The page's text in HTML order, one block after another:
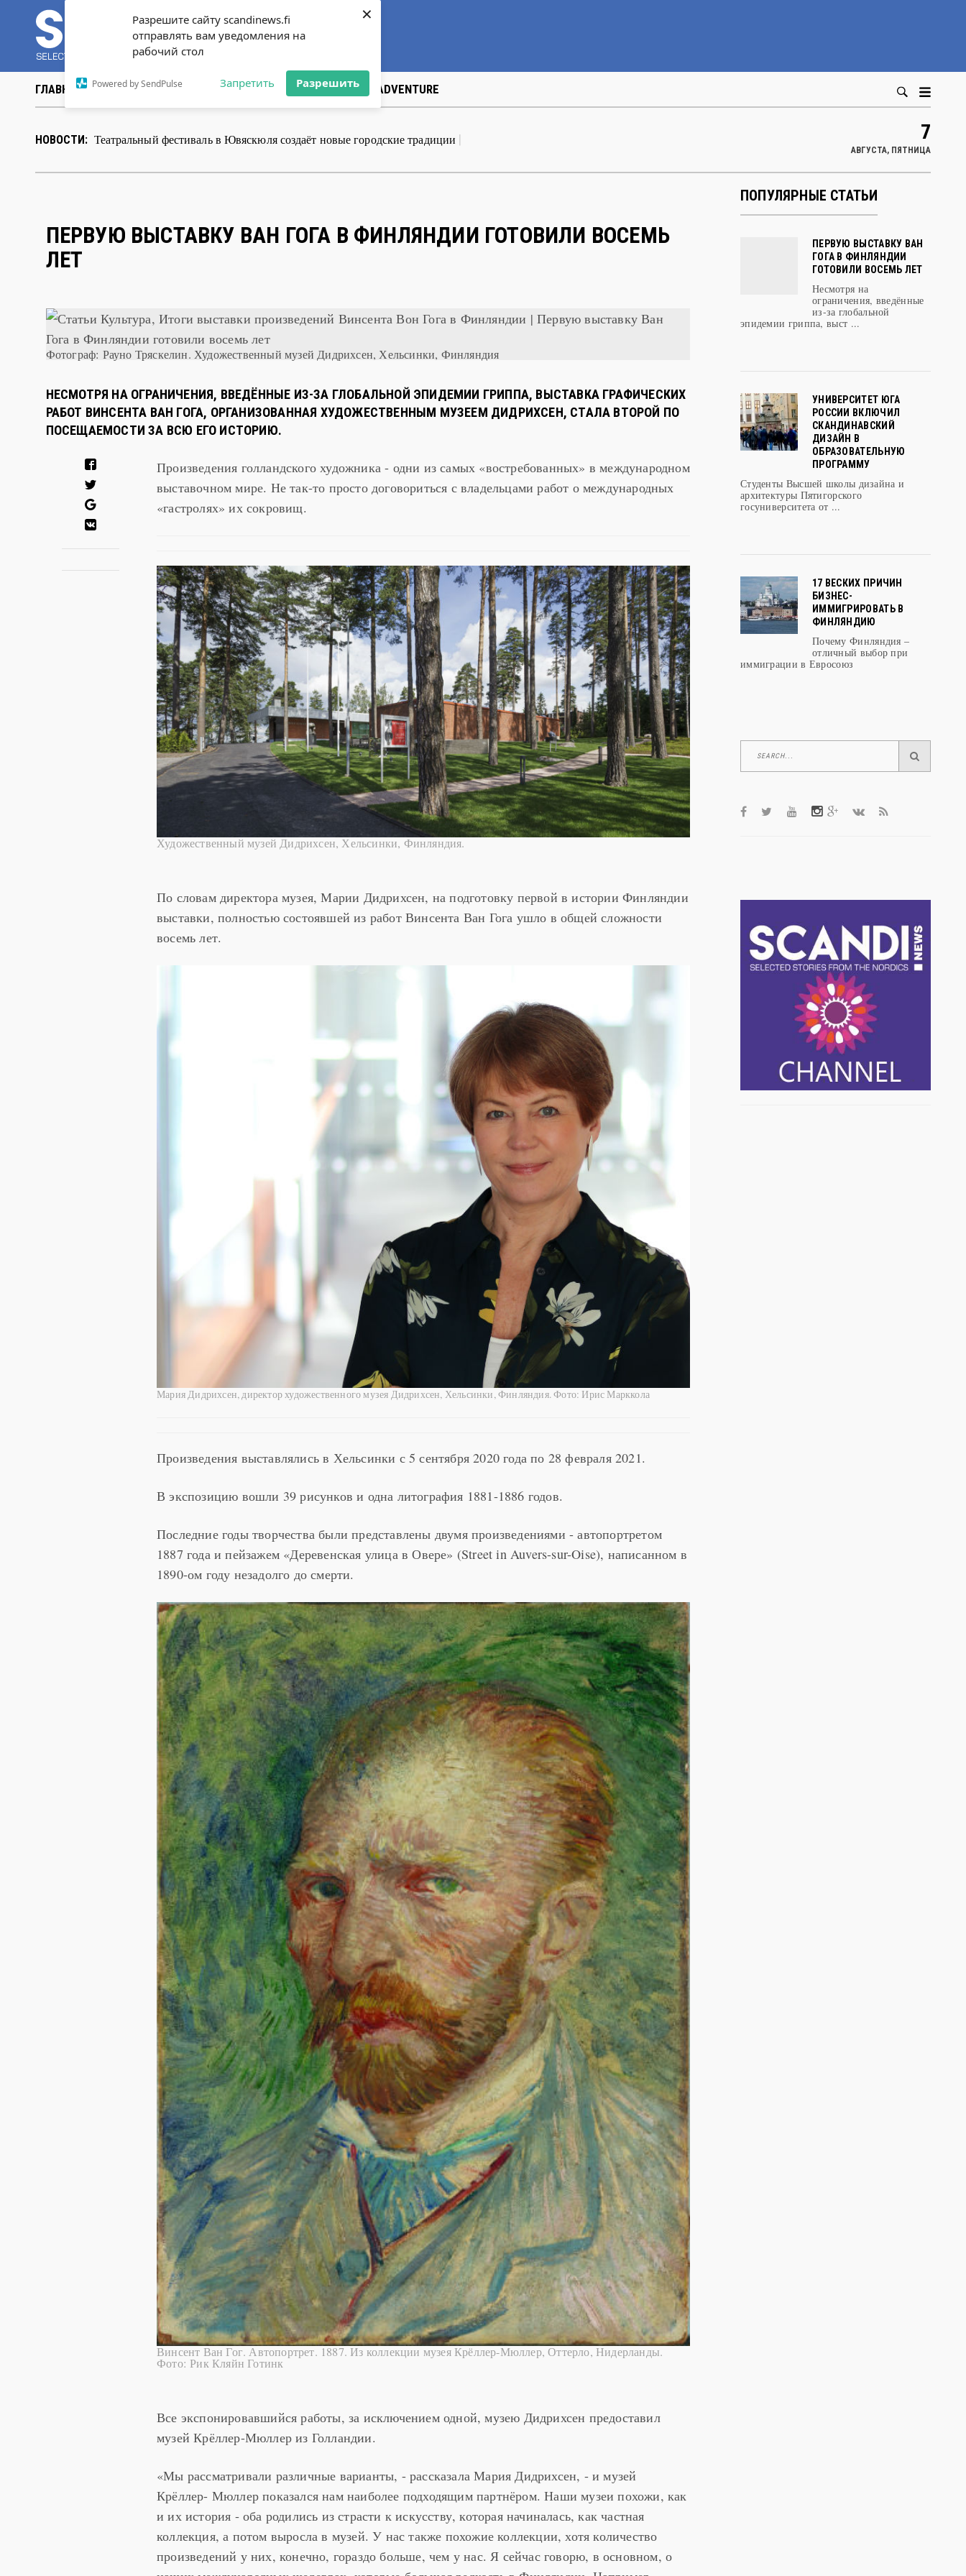
Разрешите сайту scandinews.fi
отправлять вам уведомления на
рабочий стол
Powered by SendPulse Запретить Разрешить
×
ГЛАВНАЯ НОВОСТИ СТАТЬИ ВИДЕО ABOUT US ART&АDVENTURE
НОВОСТИ: В Хельсинки открылась выставка художника Мюда Мечева| 7
АВГУСТА, ПЯТНИЦА
ПЕРВУЮ ВЫСТАВКУ ВАН ГОГА В ФИНЛЯНДИИ ГОТОВИЛИ ВОСЕМЬ
ЛЕТ
Фотограф: Рауно Тряскелин. Художественный музей Дидрихсен, Хельсинки, Финляндия
НЕСМОТРЯ НА ОГРАНИЧЕНИЯ, ВВЕДЁННЫЕ ИЗ-ЗА ГЛОБАЛЬНОЙ ЭПИДЕМИИ ГРИППА, ВЫСТАВКА ГРАФИЧЕСКИХ
РАБОТ ВИНСЕНТА ВАН ГОГА, ОРГАНИЗОВАННАЯ ХУДОЖЕСТВЕННЫМ МУЗЕЕМ ДИДРИХСЕН, СТАЛА ВТОРОЙ ПО
ПОСЕЩАЕМОСТИ ЗА ВСЮ ЕГО ИСТОРИЮ.
Произведения голландского художника - одни из самых «востребованных» в международном
выставочном мире. Не так-то просто договориться с владельцами работ о международных
«гастролях» их сокровищ.
Художественный музей Дидрихсен, Хельсинки, Финляндия.
По словам директора музея, Марии Дидрихсен, на подготовку первой в истории Финляндии
выставки, полностью состоявшей из работ Винсента Ван Гога ушло в общей сложности
восемь лет.
Мария Дидрихсен, директор художественного музея Дидрихсен, Хельсинки, Финляндия. Фото: Ирис Марккола
Произведения выставлялись в Хельсинки с 5 сентября 2020 года по 28 февраля 2021.
В экспозицию вошли 39 рисунков и одна литография 1881-1886 годов.
Последние годы творчества были представлены двумя произведениями - автопортретом
1887 года и пейзажем «Деревенская улица в Овере» (Street in Auvers-sur-Oise), написанном в
1890-ом году незадолго до смерти.
Винсент Ван Гог. Автопортрет. 1887. Из коллекции музея Крёллер-Мюллер, Оттерло, Нидерланды.
Фото: Рик Кляйн Готинк
Все экспонировавшийся работы, за исключением одной, музею Дидрихсен предоставил
музей Крёллер-Мюллер из Голландии.
«Мы рассматривали различные варианты, - рассказала Мария Дидрихсен, - и музей
Крёллер- Мюллер показался нам наиболее подходящим партнёром. Наши музеи похожи, как
и их история - оба родились из страсти к искусству, которая начиналась, как частная
коллекция, а потом выросла в музей. У нас также похожие коллекции, хотя количество
произведений у них, конечно, гораздо больше, чем у нас. Я сейчас говорю, в основном, о
ПОПУЛЯРНЫЕ СТАТЬИ
ПЕРВУЮ ВЫСТАВКУ ВАН
ГОГА В ФИНЛЯНДИИ
ГОТОВИЛИ ВОСЕМЬ ЛЕТ
Несмотря на
ограничения, введённые
из-за глобальной
эпидемии гриппа, выст ...
УНИВЕРСИТЕТ ЮГА
РОССИИ ВКЛЮЧИЛ
СКАНДИНАВСКИЙ
ДИЗАЙН В
ОБРАЗОВАТЕЛЬНУЮ
ПРОГРАММУ
Студенты Высшей школы дизайна и
архитектуры Пятигорского
госуниверситета от ...
17 ВЕСКИХ ПРИЧИН
БИЗНЕС-
ИММИГРИРОВАТЬ В
ФИНЛЯНДИЮ
Почему Финляндия –
отличный выбор при
иммиграции в Евросоюз